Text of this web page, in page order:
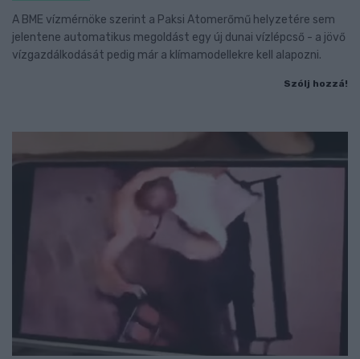
A BME vízmérnöke szerint a Paksi Atomerőmű helyzetére sem
jelentene automatikus megoldást egy új dunai vízlépcső - a jövő
vízgazdálkodását pedig már a klímamodellekre kell alapozni.
Szólj hozzá!